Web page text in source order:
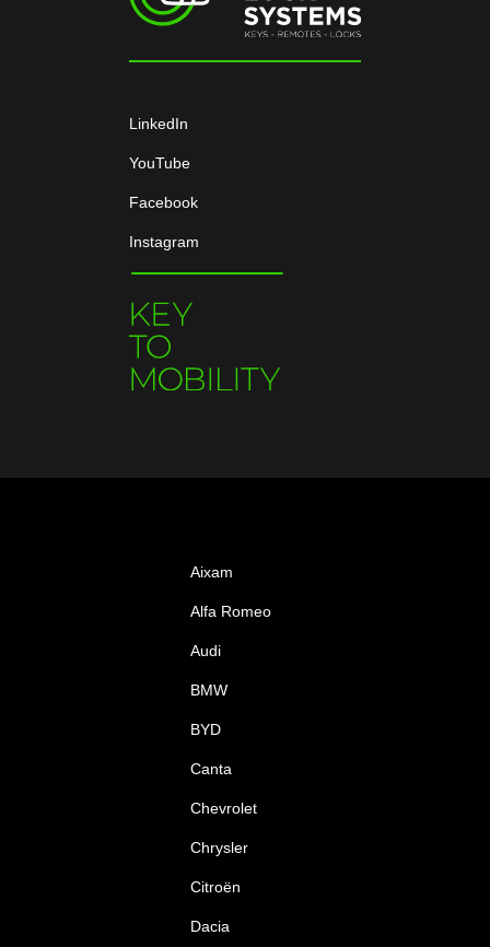
LinkedIn
YouTube
Facebook
Instagram
Aixam
Alfa Romeo
Audi
BMW
BYD
Canta
Chevrolet
Chrysler
Citroën
Dacia